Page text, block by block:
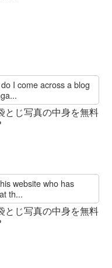
I come across a blog
とじ写真の中身を無料
website who has
th...
とじ写真の中身を無料